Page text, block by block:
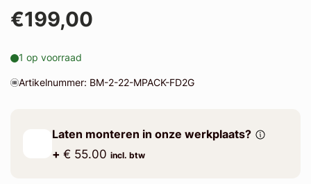
€199,00
1 op voorraad
Artikelnummer: BM-2-22-MPACK-FD2G
Laten monteren in onze werkplaats?
+ € 55.00 incl. btw